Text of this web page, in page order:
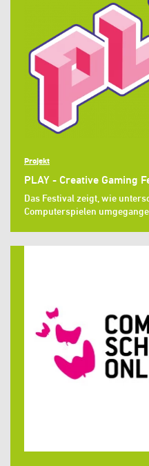
Projekt
PLAY - Creative Gaming
Das Festival zeigt, wie
Computerspielen